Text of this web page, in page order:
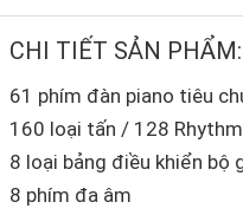
CHI TIẾT SẢN PHẨM:
61 phím đàn piano tiêu
160 loại tấn / 128
8 loại bảng điều khiển bộ
8 phím đa âm